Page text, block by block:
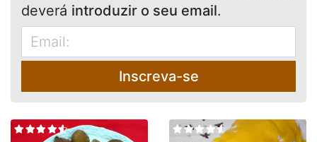
deverá introduzir o seu email.
Inscreva-se